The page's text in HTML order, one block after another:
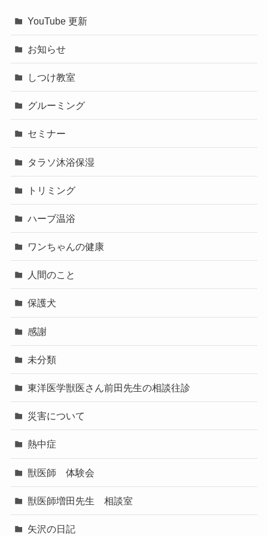
YouTube 更新
お知らせ
しつけ教室
グルーミング
セミナー
タラソ沐浴保湿
トリミング
ハーブ温浴
ワンちゃんの健康
人間のこと
保護犬
感謝
未分類
東洋医学獣医さん前田先生の相談往診
災害について
熱中症
獣医師 体験会
獣医師増田先生 相談室
矢沢の日記